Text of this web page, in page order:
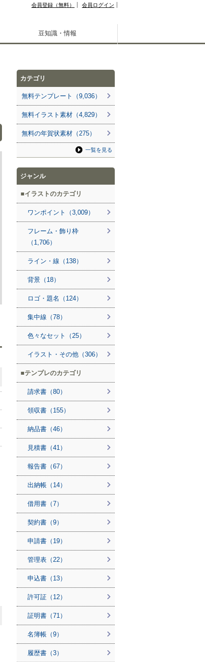
会員登録（無料） 会員ログイン
豆知識・情報
カテゴリ
無料テンプレート（9,036）
無料イラスト素材（4,829）
無料の年賀状素材（275）
一覧を見る
ジャンル
イラストのカテゴリ
ワンポイント（3,009）
フレーム・飾り枠
（1,706）
ライン・線（138）
背景（18）
ロゴ・題名（124）
集中線（78）
色々なセット（25）
イラスト・その他（306）
テンプレのカテゴリ
請求書（80）
領収書（155）
納品書（46）
見積書（41）
報告書（67）
出納帳（14）
借用書（7）
契約書（9）
申請書（19）
管理表（22）
申込書（13）
許可証（12）
証明書（71）
名簿帳（9）
履歴書（3）